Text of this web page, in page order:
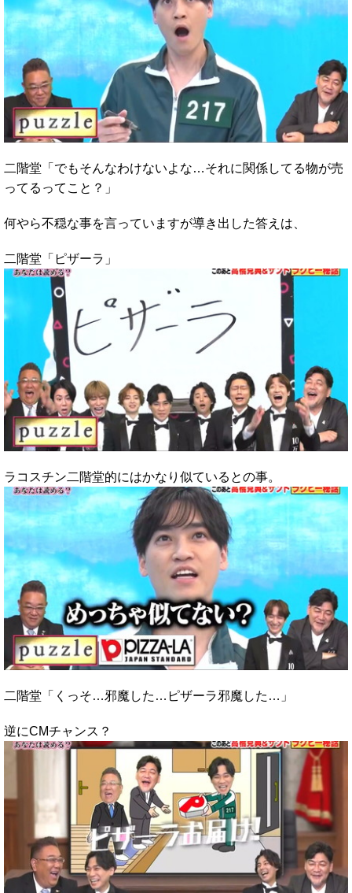
二階堂「でもそんなわけないよな…それに関係してる物が売
ってるってこと？」
何やら不穏な事を言っていますが導き出した答えは、
二階堂「ピザーラ」
ラコスチン二階堂的にはかなり似ているとの事。
二階堂「くっそ…邪魔した…ピザーラ邪魔した…」
逆にCMチャンス？